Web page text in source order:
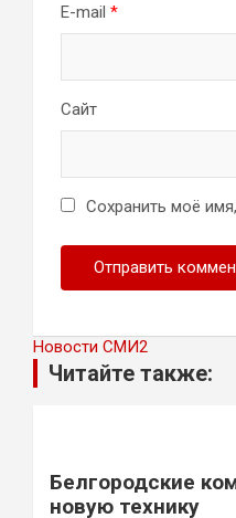
E-mail *
Сайт
Сохранить моё
Новости СМИ2
Читайте также:
Белгородские
новую технику